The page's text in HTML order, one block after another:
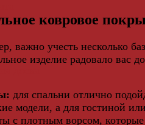
ковровое
важно учесть несколько
изделие радовало вас
для спальни отлично
модели, а для гостиной
с плотным ворсом, которые